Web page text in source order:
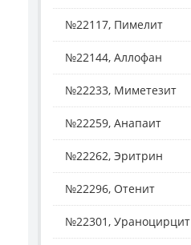
№22117, Пимелит
№22144, Аллофан
№22233, Миметезит
№22259, Анапаит
№22262, Эритрин
№22296, Отенит
№22301, Ураноцирцит